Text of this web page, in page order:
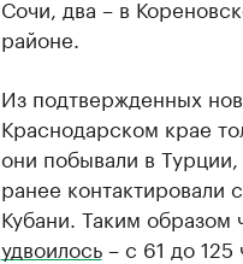
Сочи, два – в
районе.
Из подтвержденных
Краснодарском крае
они побывали в
ранее
Кубани. Таким образом
удвоилось– с 61 до 125